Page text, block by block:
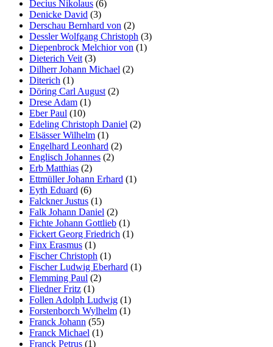
Decius Nikolaus (6)
Denicke David (3)
Derschau Bernhard von (2)
Dessler Wolfgang Christoph (3)
Diepenbrock Melchior von (1)
Dieterich Veit(3)
Dilherr Johann Michael (2)
Diterich (1)
Döring Carl August(2)
Drese Adam (1)
Eber Paul (10)
Edeling Christoph Daniel (2)
Elsässer Wilhelm (1)
Engelhard Leonhard (2)
Englisch Johannes (2)
Erb Matthias (2)
Ettmüller Johann Erhard (1)
Eyth Eduard (6)
Falckner Justus (1)
Falk Johann Daniel (2)
Fichte Johann Gottlieb (1)
Fickert Georg Friedrich (1)
Finx Erasmus (1)
Fischer Christoph (1)
Fischer Ludwig Eberhard (1)
Flemming Paul (2)
Fliedner Fritz (1)
Follen Adolph Ludwig (1)
Forstenborch Wylhelm (1)
Franck Johann (55)
Franck Michael (1)
Franck Petrus (1)